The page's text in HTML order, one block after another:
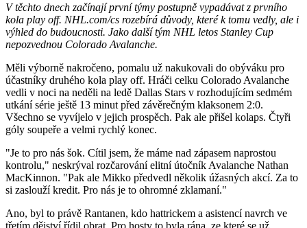
V těchto dnech začínají první týmy postupně vypadávat z prvního
kola play off. NHL.com/cs rozebírá důvody, které k tomu vedly, ale i
výhled do budoucnosti. Jako další tým NHL letos Stanley Cup
nepozvednou Colorado Avalanche.
Měli výborně nakročeno, pomalu už nakukovali do obýváku pro
účastníky druhého kola play off. Hráči celku Colorado Avalanche
vedli v noci na neděli na ledě Dallas Stars v rozhodujícím sedmém
utkání série ještě 13 minut před závěrečným klaksonem 2:0.
Všechno se vyvíjelo v jejich prospěch. Pak ale přišel kolaps. Čtyři
góly soupeře a velmi rychlý konec.
"Je to pro nás šok. Cítil jsem, že máme nad zápasem naprostou
kontrolu," neskrýval rozčarování elitní útočník Avalanche Nathan
MacKinnon. "Pak ale Mikko předvedl několik úžasných akcí. Za to
si zaslouží kredit. Pro nás je to ohromné zklamaní."
Ano, byl to právě Rantanen, kdo hattrickem a asistencí navrch ve
třetím dějství řídil obrat. Pro hosty to byla rána, ze které se už